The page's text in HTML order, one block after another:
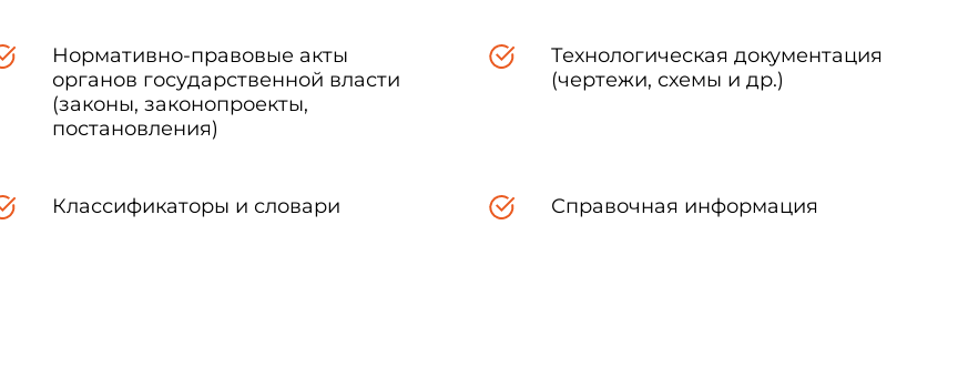
Нормативно-правовые акты
органов государственной власти
(законы, законопроекты,
постановления)
Технологическая документация
(чертежи, схемы и др.)
Классификаторы и словари Справочная информация